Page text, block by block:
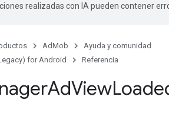
realizadas con IA pueden contener
AdMob
Ayuda y comunidad
for Android
Referencia
AdView